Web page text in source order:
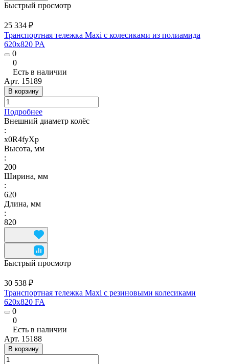
Быстрый просмотр
25 334 ₽
Транспортная тележка Maxi с колесиками из полиамида
620x820 PA
0
0
Есть в наличии
Арт. 15189
В корзину
Подробнее
Внешний диаметр колёс
:
x0R4fyXp
Высота, мм
:
200
Ширина, мм
:
620
Длина, мм
:
820
Быстрый просмотр
30 538 ₽
Транспортная тележка Maxi с резиновыми колесиками
620x820 FA
0
0
Есть в наличии
Арт. 15188
В корзину